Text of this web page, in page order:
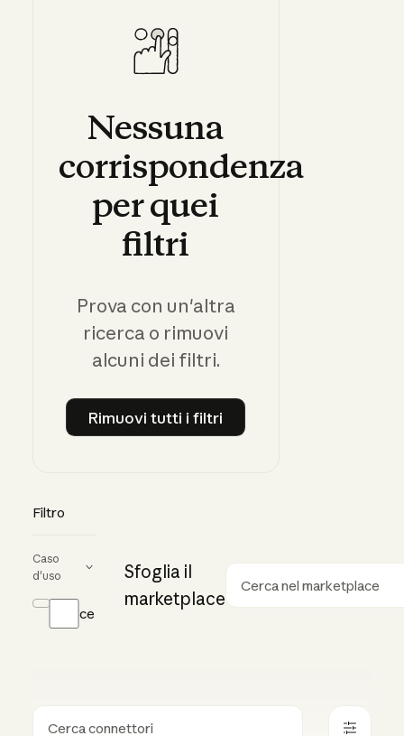
Sfoglia il
marketplace
Filtro
Caso
d'uso
Codice
Nessuna
corrispondenza
perquei
filtri
Prova con un'altra
ricerca o rimuovi
alcuni dei filtri.
Rimuovi tutti i filtri
Rimuovi tutti i filtri